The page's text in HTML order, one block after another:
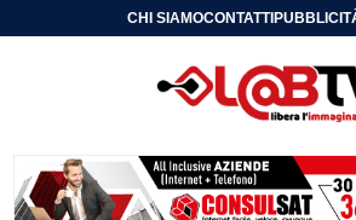
CHI SIAMOCONTATTI